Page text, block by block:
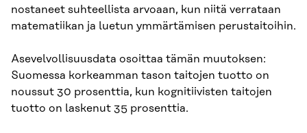
nostaneet suhteellista arvoaan, kun niitä verrataan
matematiikan ja luetun ymmärtämisen perustaitoihin.
Asevelvollisuusdata osoittaa tämän muutoksen:
Suomessa korkeamman tason taitojen tuotto on
noussut 30 prosenttia, kun kognitiivisten taitojen
tuotto on laskenut 35 prosenttia.